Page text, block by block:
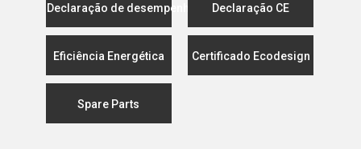
Declaração de desempenho Declaração CE
Eficiência Energética Certificado Ecodesign
Spare Parts